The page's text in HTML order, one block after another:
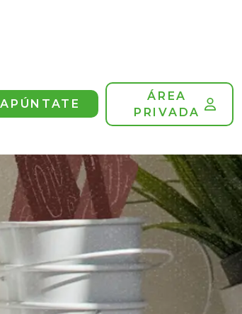
APÚNTATE
ÁREA
PRIVADA